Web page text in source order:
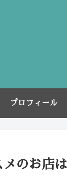
プロフィール
のお店